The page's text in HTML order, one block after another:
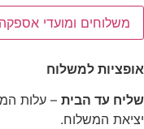
משלוחים ומועדי אספקה
אופציות למשלוח
שליח עד הבית
יציאת המשלוח.